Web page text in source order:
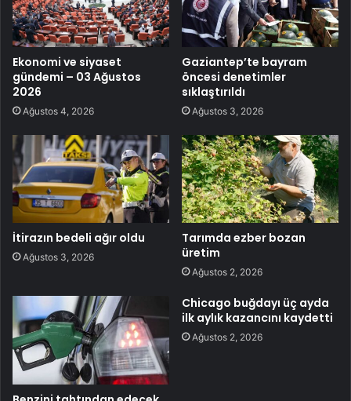
Ekonomi ve siyaset
gündemi – 03 Ağustos
2026
Ağustos 4, 2026
Gaziantep’te bayram
öncesi denetimler
sıklaştırıldı
Ağustos 3, 2026
İtirazın bedeli ağır oldu
Ağustos 3, 2026
Tarımda ezber bozan
üretim
Ağustos 2, 2026
Chicago buğdayı üç ayda
ilk aylık kazancını kaydetti
Ağustos 2, 2026